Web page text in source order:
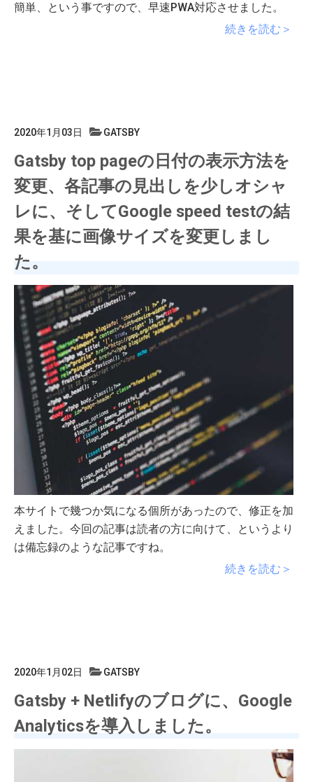
簡単、という事ですので、早速PWA対応させました。
続きを読む＞
2020年1月03日 GATSBY
Gatsby top pageの日付の表示方法を
変更、各記事の見出しを少しオシャ
レに、そしてGoogle speed testの結
果を基に画像サイズを変更しまし
た。
本サイトで幾つか気になる個所があったので、修正を加
えました。今回の記事は読者の方に向けて、というより
は備忘録のような記事ですね。
続きを読む＞
2020年1月02日 GATSBY
Gatsby + Netlifyのブログに、Google
Analyticsを導入しました。